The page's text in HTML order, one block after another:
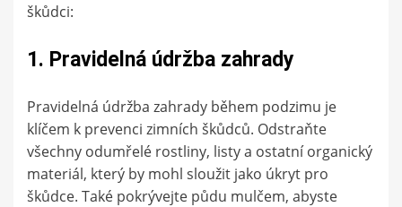
škůdci:
1. Pravidelná údržba zahrady
Pravidelná údržba zahrady během podzimu je
klíčem k prevenci zimních škůdců. Odstraňte
všechny odumřelé rostliny, listy a ostatní organický
materiál, který by mohl sloužit jako úkryt pro
škůdce. Také pokrývejte půdu mulčem, abyste